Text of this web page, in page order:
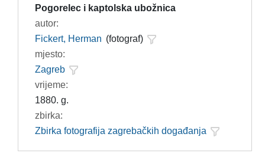
Pogorelec i kaptolska ubožnica
autor:
Fickert, Herman (fotograf)
mjesto:
Zagreb
vrijeme:
1880. g.
zbirka:
Zbirka fotografija zagrebačkih događanja